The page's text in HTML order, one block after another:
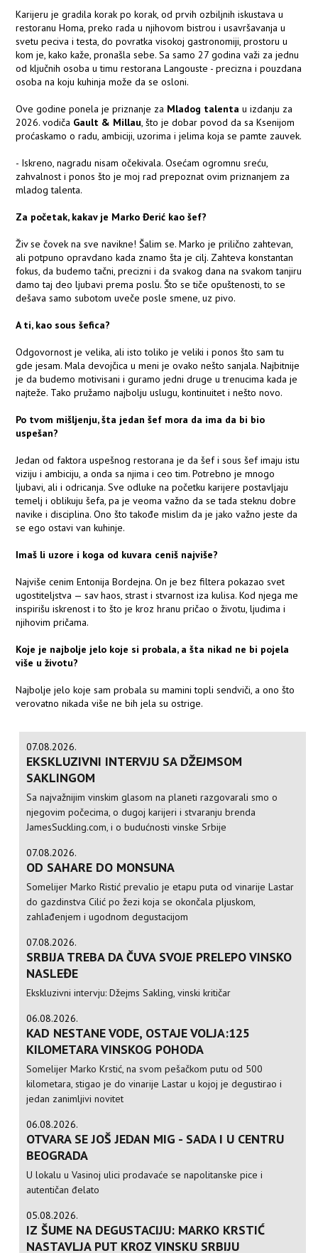
Karijeru je gradila korak po korak, od prvih ozbiljnih iskustava u
restoranu Homa, preko rada u njihovom bistrou i usavršavanja u
svetu peciva i testa, do povratka visokoj gastronomiji, prostoru u
kom je, kako kaže, pronašla sebe. Sa samo 27 godina važi za jednu
od ključnih osoba u timu restorana Langouste - precizna i pouzdana
osoba na koju kuhinja može da se osloni.
Ove godine ponela je priznanje za Mladog talenta u izdanju za
2026. vodiča Gault & Millau, što je dobar povod da sa Ksenijom
proćaskamo o radu, ambiciji, uzorima i jelima koja se pamte zauvek.
- Iskreno, nagradu nisam očekivala. Osećam ogromnu sreću,
zahvalnost i ponos što je moj rad prepoznat ovim priznanjem za
mladog talenta.
Za početak, kakav je Marko Đerić kao šef?
Živ se čovek na sve navikne! Šalim se. Marko je prilično zahtevan,
ali potpuno opravdano kada znamo šta je cilj. Zahteva konstantan
fokus, da budemo tačni, precizni i da svakog dana na svakom tanjiru
damo taj deo ljubavi prema poslu. Što se tiče opuštenosti, to se
dešava samo subotom uveče posle smene, uz pivo.
A ti, kao sous šefica?
Odgovornost je velika, ali isto toliko je veliki i ponos što sam tu
gde jesam. Mala devojčica u meni je ovako nešto sanjala. Najbitnije
je da budemo motivisani i guramo jedni druge u trenucima kada je
najteže. Tako pružamo najbolju uslugu, kontinuitet i nešto novo.
Po tvom mišljenju, šta jedan šef mora da ima da bi bio
uspešan?
Jedan od faktora uspešnog restorana je da šef i sous šef imaju istu
viziju i ambiciju, a onda sa njima i ceo tim. Potrebno je mnogo
ljubavi, ali i odricanja. Sve odluke na početku karijere postavljaju
temelj i oblikuju šefa, pa je veoma važno da se tada steknu dobre
navike i disciplina. Ono što takođe mislim da je jako važno jeste da
se ego ostavi van kuhinje.
Imaš li uzore i koga od kuvara ceniš najviše?
Najviše cenim Entonija Bordejna. On je bez filtera pokazao svet
ugostiteljstva — sav haos, strast i stvarnost iza kulisa. Kod njega me
inspirišu iskrenost i to što je kroz hranu pričao o životu, ljudima i
njihovim pričama.
Koje je najbolje jelo koje si probala, a šta nikad ne bi pojela
više u životu?
Najbolje jelo koje sam probala su mamini topli sendviči, a ono što
verovatno nikada više ne bih jela su ostrige.
07.08.2026.
EKSKLUZIVNI INTERVJU SA DŽEJMSOM
SAKLINGOM
Sa najvažnijim vinskim glasom na planeti razgovarali smo o
njegovim počecima, o dugoj karijeri i stvaranju brenda
JamesSuckling.com, i o budućnosti vinske Srbije
07.08.2026.
OD SAHARE DO MONSUNA
Somelijer Marko Ristić prevalio je etapu puta od vinarije Lastar
do gazdinstva Cilić po žezi koja se okončala pljuskom,
zahlađenjem i ugodnom degustacijom
07.08.2026.
SRBIJA TREBA DA ČUVA SVOJE PRELEPO VINSKO
NASLEĐE
Ekskluzivni intervju: Džejms Sakling, vinski kritičar
06.08.2026.
KAD NESTANE VODE, OSTAJE VOLJA:125
KILOMETARA VINSKOG POHODA
Somelijer Marko Krstić, na svom pešačkom putu od 500
kilometara, stigao je do vinarije Lastar u kojoj je degustirao i
jedan zanimljivi novitet
06.08.2026.
OTVARA SE JOŠ JEDAN MIG - SADA I U CENTRU
BEOGRADA
U lokalu u Vasinoj ulici prodavaće se napolitanske pice i
autentičan đelato
05.08.2026.
IZ ŠUME NA DEGUSTACIJU: MARKO KRSTIĆ
NASTAVLJA PUT KROZ VINSKU SRBIJU